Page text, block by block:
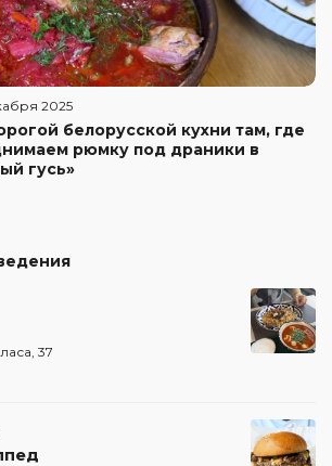
2025
белорусской кухни там, где
рюмку под драники в
гусь»
37